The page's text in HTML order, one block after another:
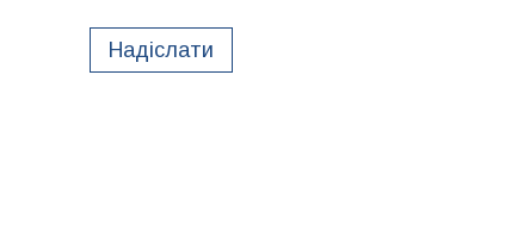
Надіслати